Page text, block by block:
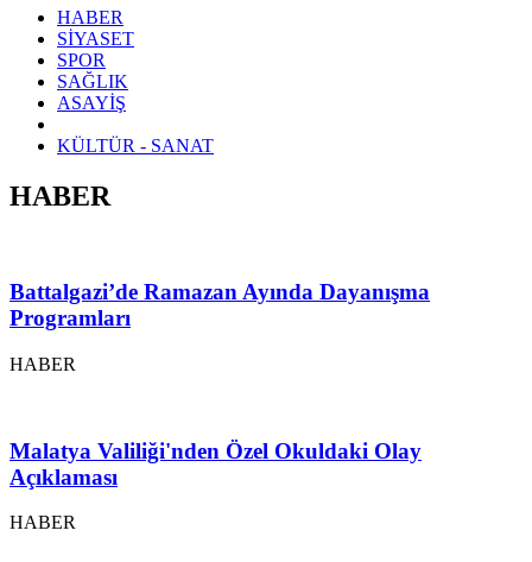
HABER
SİYASET
SPOR
SAĞLIK
ASAYİŞ
KÜLTÜR - SANAT
HABER
Battalgazi’de Ramazan Ayında Dayanışma
Programları
HABER
Malatya Valiliği'nden Özel Okuldaki Olay
Açıklaması
HABER